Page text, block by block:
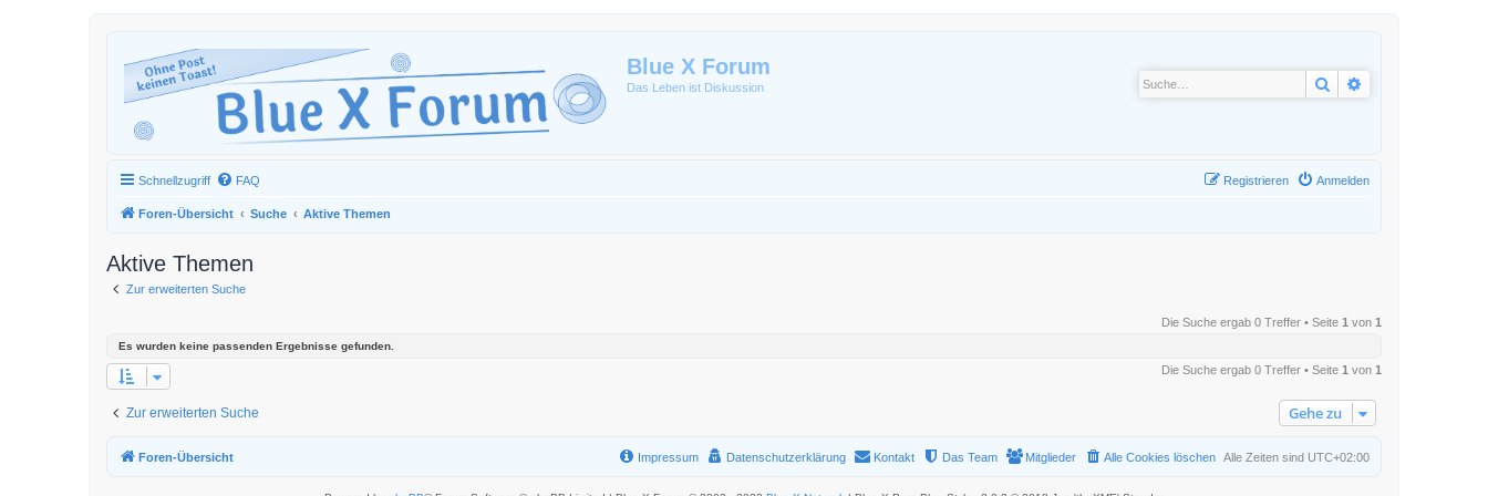
Blue X Forum
Das Leben ist Diskussion Suche
Schnellzugriff FAQ Anmelden
Registrieren
Foren-Übersicht Suche Aktive Themen
Aktive Themen
Zur erweiterten Suche
Die Suche ergab 0 Treffer • Seite 1 von 1
Es wurden keine passenden Ergebnisse gefunden.
Die Suche ergab 0 Treffer • Seite 1 von 1
Zur erweiterten Suche Gehe zu
Foren-Übersicht Alle Zeiten sind UTC+02:00
Alle Cookies löschen
Mitglieder
Das Team
Kontakt
Datenschutzerklärung
Impressum